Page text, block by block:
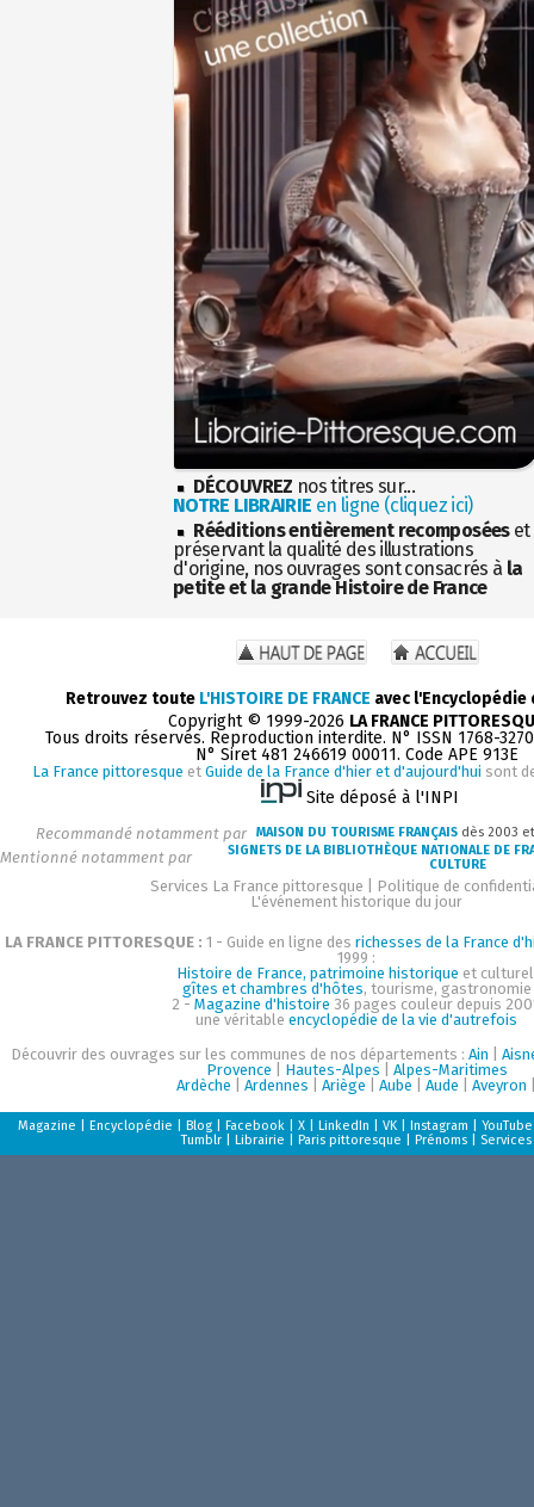
DÉCOUVREZ nos titres sur...
NOTRE LIBRAIRIE en ligne (cliquez ici)
Rééditions entièrement recomposéeset
préservant la qualité des illustrations
d'origine, nos ouvrages sont consacrés à la
petite et la grande Histoire de France
Retrouvez toute L'HISTOIRE DE FRANCE avec
Copyright © 1999-2026 LA FRANCE
Tous droits réservés. Reproduction interdite. N° ISSN 1768-
N° Siret 481 246619 00011. Code APE 913E
La France pittoresque et Guide de la France d'hier et d'aujourd'hui sont
Site déposé à l'INPI
Recommandé notamment par MAISON DU TOURISME FRANÇAIS dès 2003
Mentionné notamment par
SIGNETS DE LA BIBLIOTHÈQUE NATIONALE DE
CULTURE
Services La France pittoresque
Politique de
L'événement historique du jour
LA FRANCE PITTORESQUE : 1 - Guide en ligne des richesses de la France
1999 :
Histoire de France, patrimoine historique et
gîtes et chambres d'hôtes, tourisme, gastronomie
2 - Magazine d'histoire 36 pages couleur depuis
une véritableencyclopédie de la vie d'autrefois
Découvrir des ouvrages sur les communes de nos départements :Ain |
Provence
Hautes-Alpes
Alpes-Maritimes
Ardèche |Ardennes |Ariège |Aube |Aude |Aveyron
Magazine |Encyclopédie |Blog |Facebook |X |LinkedIn |VK |Instagram |YouTube
Tumblr |Librairie |Paris pittoresque |Prénoms Services